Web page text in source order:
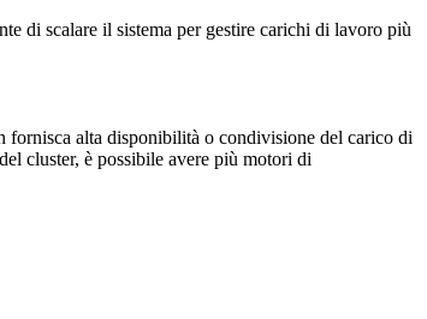
di scalare il sistema per gestire carichi di lavoro più
fornisca alta disponibilità o condivisione del carico di
cluster, è possibile avere più motori di